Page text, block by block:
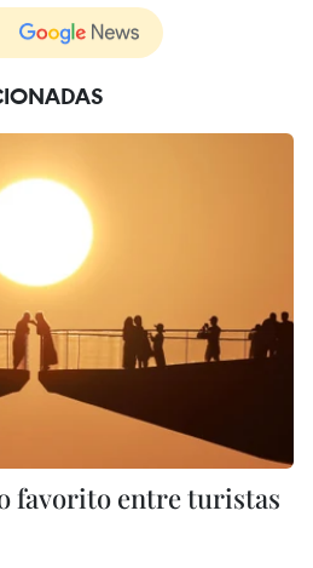
favorito entre turistas